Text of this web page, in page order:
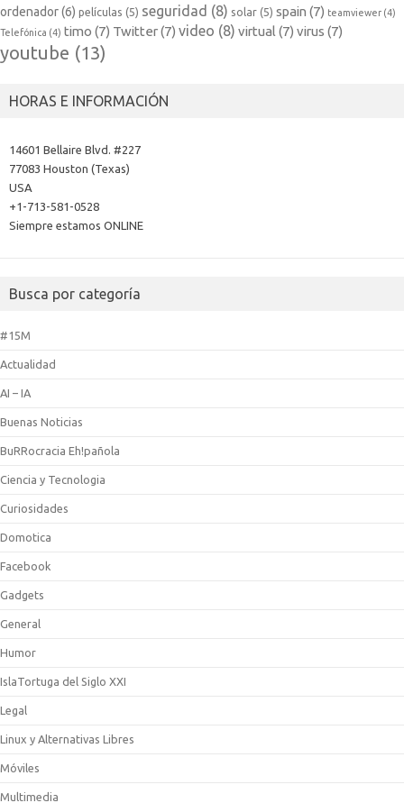
ordenador(6) películas (5) seguridad (8) solar (5) spain (7) teamviewer (4)
Telefónica (4) timo (7) Twitter(7) video (8) virtual (7) virus (7)
youtube (13)
HORAS E INFORMACIÓN
14601 Bellaire Blvd. #227
77083 Houston (Texas)
USA
+1-713-581-0528
Siempre estamos ONLINE
Busca por categoría
#15M
Actualidad
AI – IA
Buenas Noticias
BuRRocracia Eh!pañola
Ciencia y Tecnologia
Curiosidades
Domotica
Facebook
Gadgets
General
Humor
IslaTortuga del Siglo XXI
Legal
Linux y Alternativas Libres
Móviles
Multimedia